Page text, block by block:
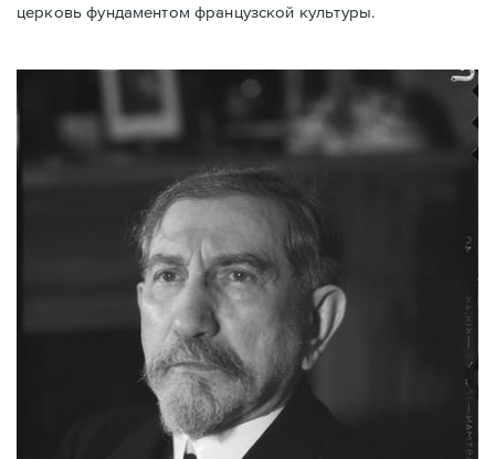
церковь фундаментом французской культуры.